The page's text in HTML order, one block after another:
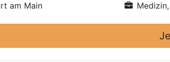
am Main